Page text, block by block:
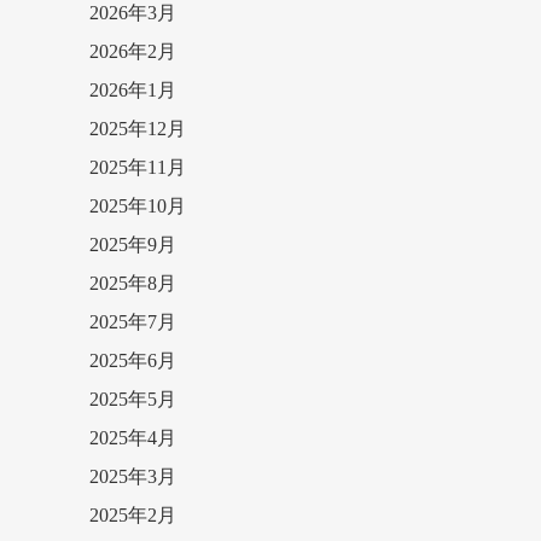
2026年3月
2026年2月
2026年1月
2025年12月
2025年11月
2025年10月
2025年9月
2025年8月
2025年7月
2025年6月
2025年5月
2025年4月
2025年3月
2025年2月